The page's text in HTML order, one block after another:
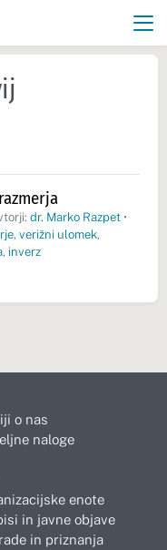
dr. Marko Razpet •
, verižni ulomek,
, inverz
o nas
naloge
enote
in javne objave
in priznanja